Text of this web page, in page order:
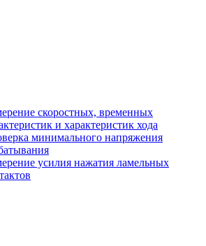
скоростных, временных
и характеристик хода
минимального напряжения
усилия нажатия ламельных